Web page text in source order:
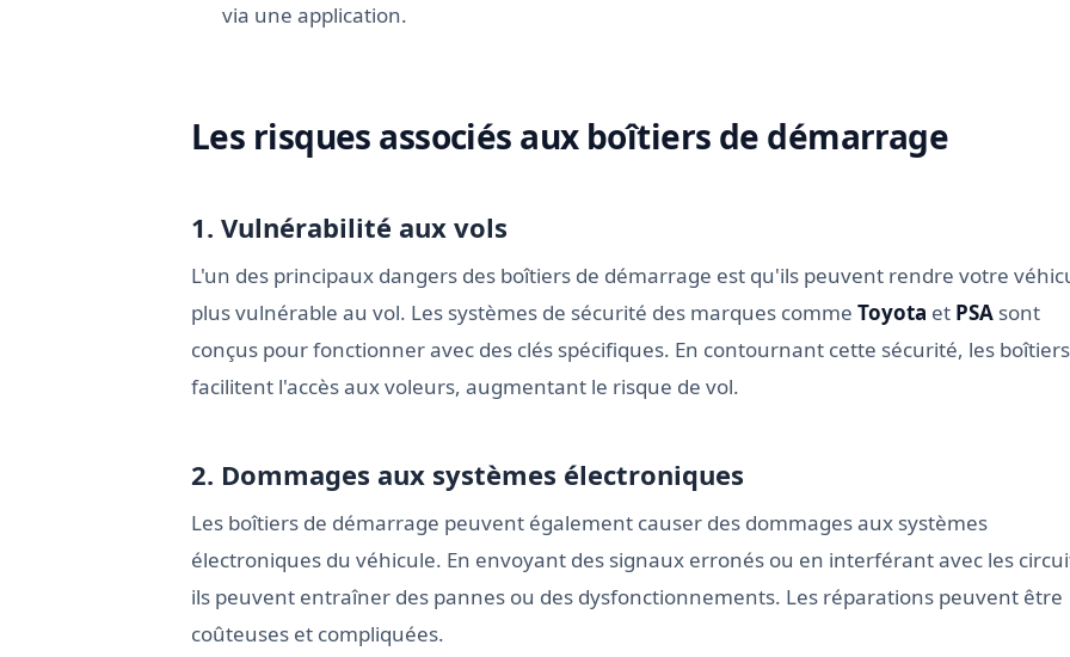
via une application.
Les risques associés aux boîtiers de démarrage
1. Vulnérabilité aux vols
L'un des principaux dangers des boîtiers de démarrage est qu'ils peuvent rendre votre
plus vulnérable au vol. Les systèmes de sécurité des marques comme Toyota et PSA sont
conçus pour fonctionner avec des clés spécifiques. En contournant cette sécurité, les boîtiers
facilitent l'accès aux voleurs, augmentant le risque de vol.
2. Dommages aux systèmes électroniques
Les boîtiers de démarrage peuvent également causer des dommages aux systèmes
électroniques du véhicule. En envoyant des signaux erronés ou en interférant avec les
ils peuvent entraîner des pannes ou des dysfonctionnements. Les réparations peuvent être
coûteuses et compliquées.